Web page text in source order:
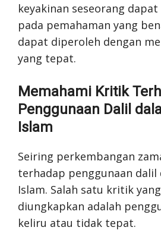
keyakinan seseorang
pada pemahaman yang
dapat diperoleh dengan
yang tepat.
Memahami Kritik
Penggunaan Dalil
Islam
Seiring perkembangan
terhadap penggunaan dalil
Islam. Salah satu kritik
diungkapkan adalah
keliru atau tidak tepat.